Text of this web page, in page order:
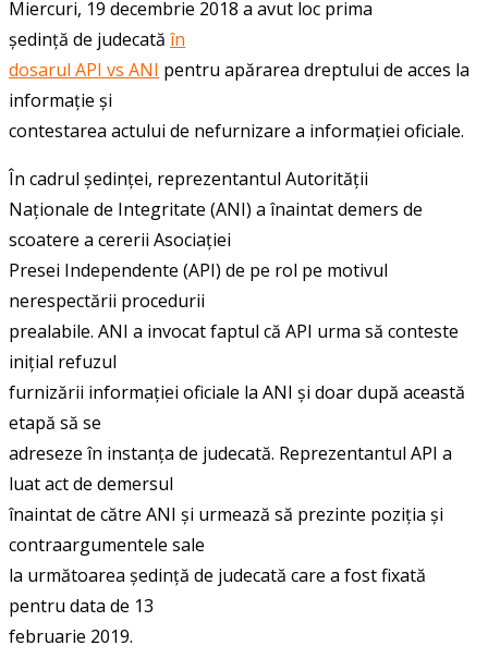
Miercuri, 19 decembrie 2018 a avut loc prima
ședință de judecată în
dosarul API vs ANI pentru apărarea dreptului de acces la
informație și
contestarea actului de nefurnizare a informației oficiale.
În cadrul ședinței, reprezentantul Autorității
Naționale de Integritate (ANI) a înaintat demers de
scoatere a cererii Asociației
Presei Independente (API) de pe rol pe motivul
nerespectării procedurii
prealabile. ANI a invocat faptul că API urma să conteste
inițial refuzul
furnizării informației oficiale la ANI și doar după această
etapă să se
adreseze în instanța de judecată. Reprezentantul API a
luat act de demersul
înaintat de către ANI și urmează să prezinte poziția și
contraargumentele sale
la următoarea ședință de judecată care a fost fixată
pentru data de 13
februarie 2019.